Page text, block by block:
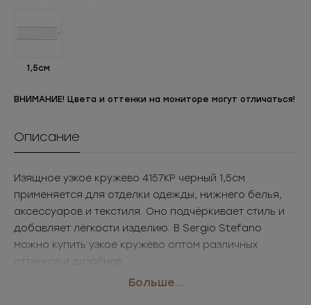
1,5см
ВНИМАНИЕ! Цвета и оттенки на мониторе могут отличаться!
Описание
Изящное узкое кружево 4157КР черный 1,5см
применяется для отделки одежды, нижнего белья,
аксессуаров и текстиля. Оно подчёркивает стиль и
добавляет лёгкости изделию. В Sergio Stefano
можно купить узкое кружево оптом различных
оттенков и дизайнов.
Больше...